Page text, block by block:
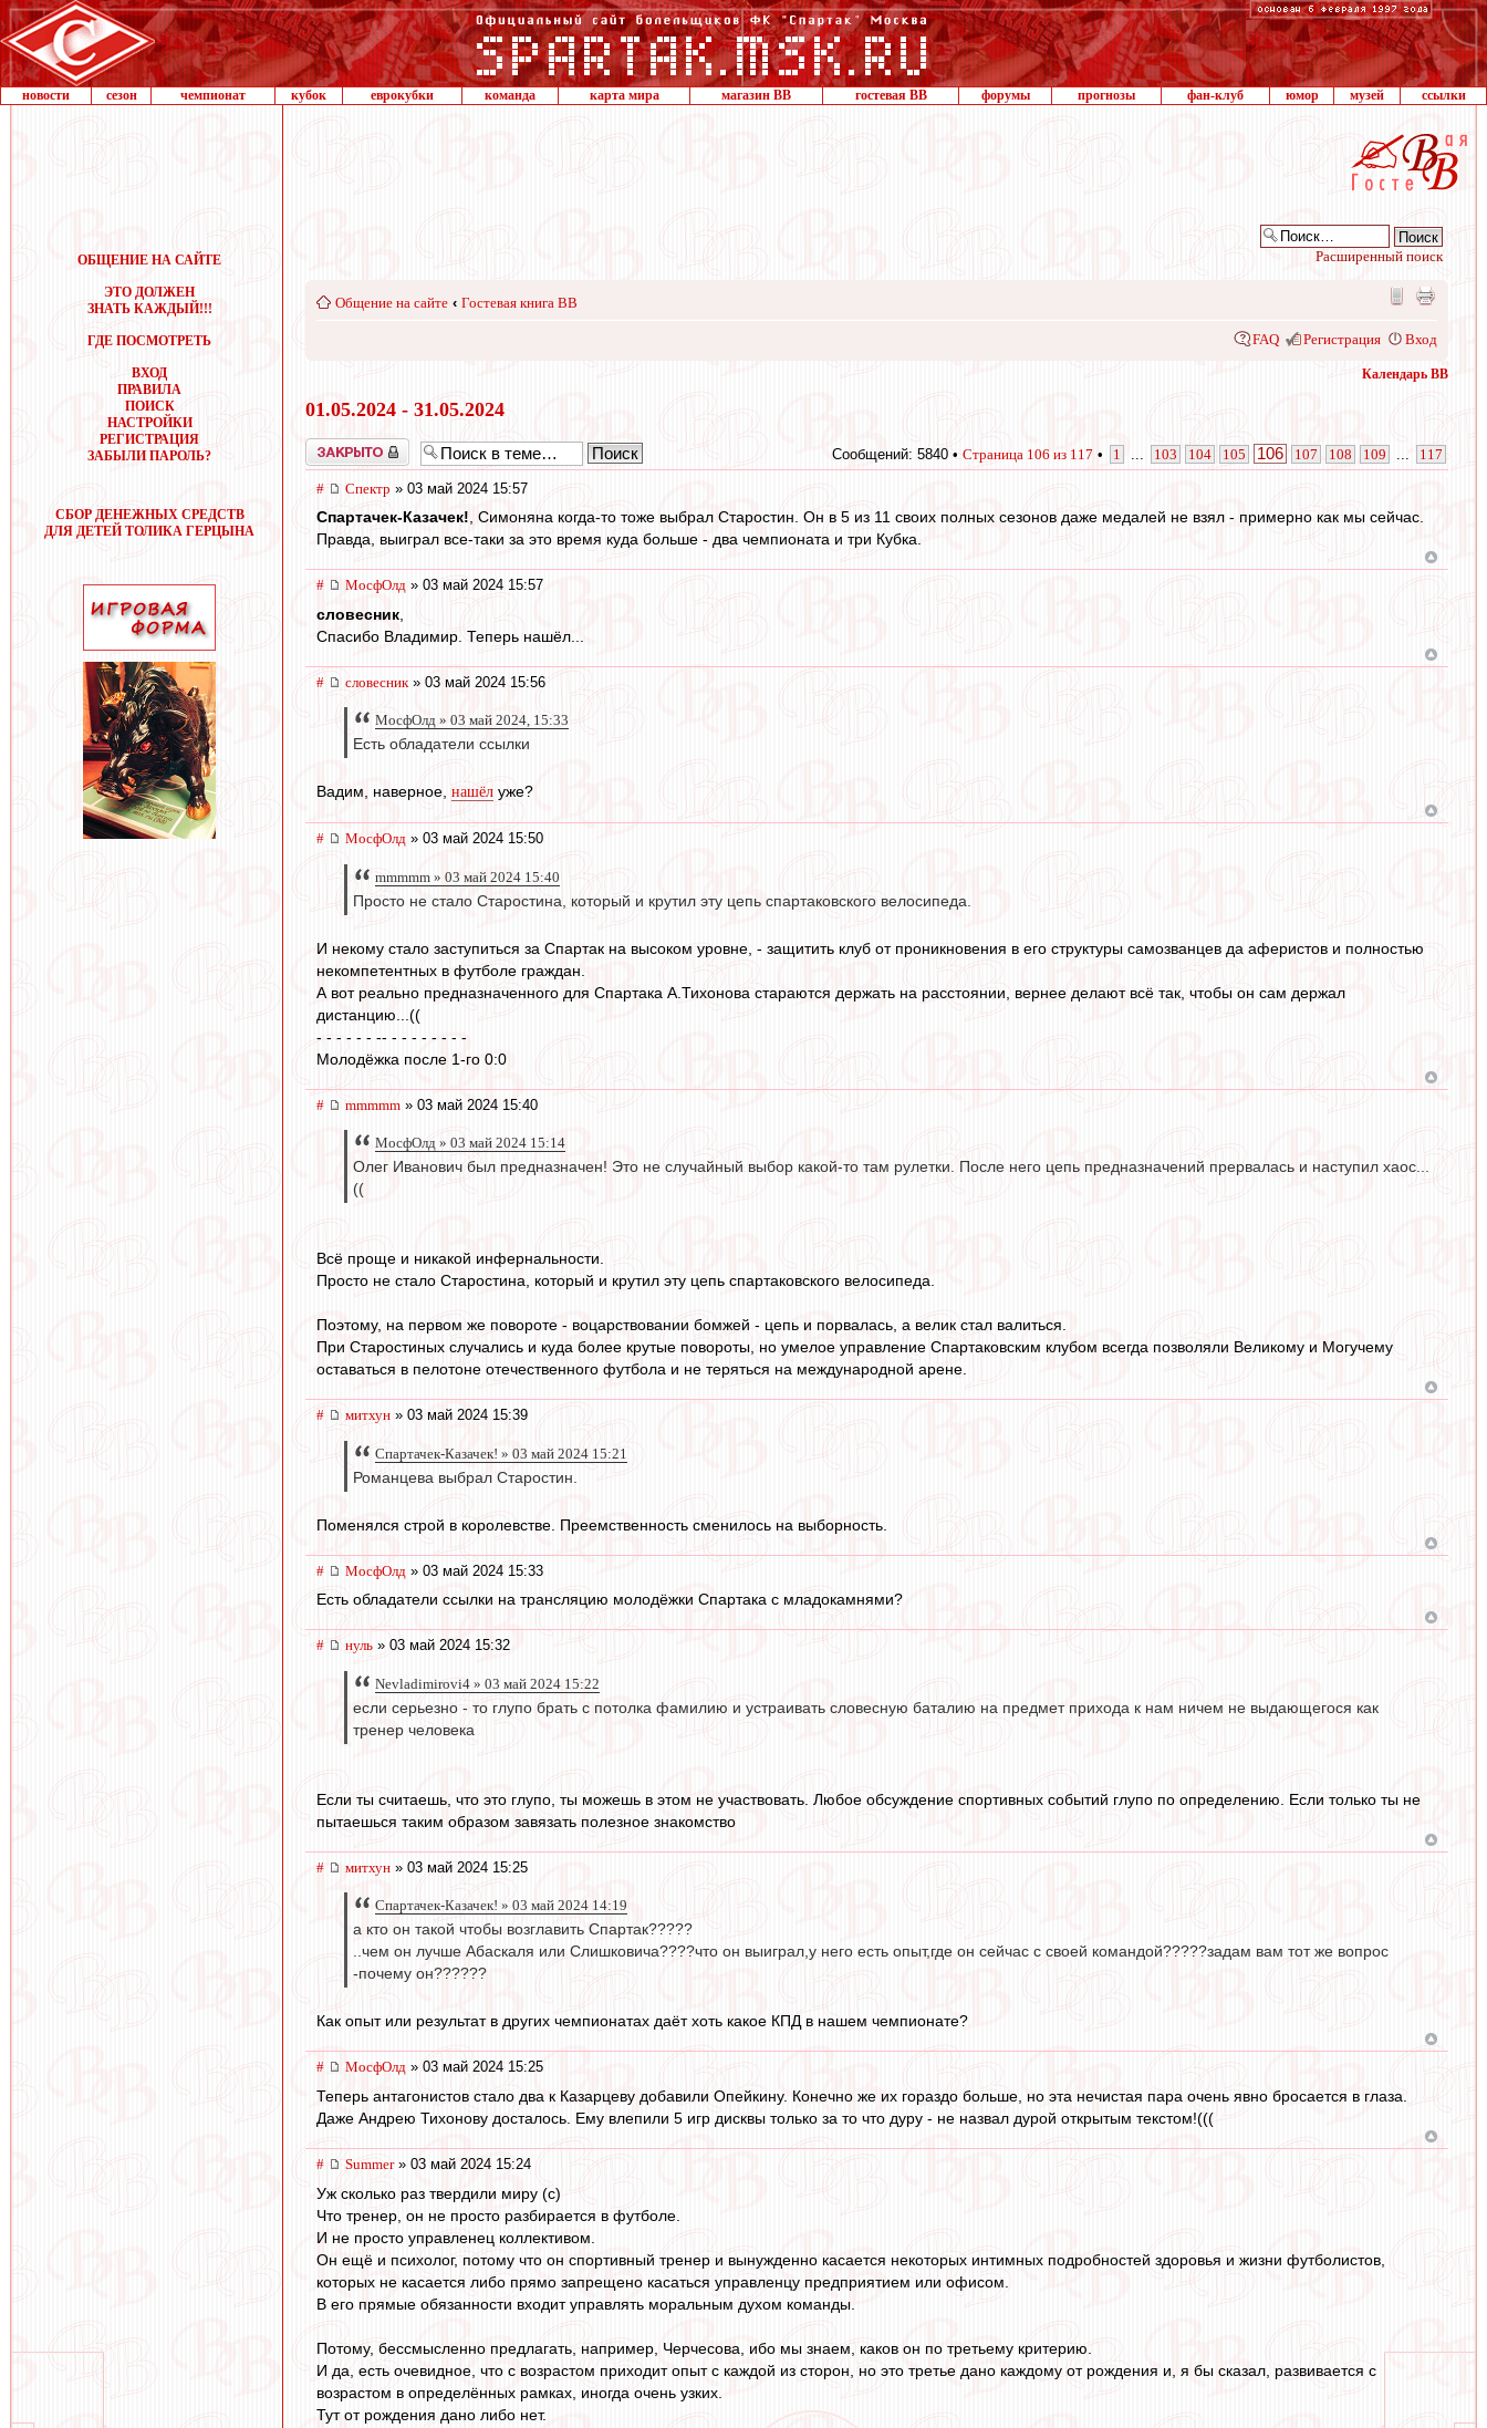
новости сезон чемпионат кубок еврокубки команда карта мира магазин ВВ гостевая ВВ форумы прогнозы фан-клуб юмор музей ссылки
ОБЩЕНИЕ НА САЙТЕ
ЭТО ДОЛЖЕН
ЗНАТЬ КАЖДЫЙ!!!
ГДЕ ПОСМОТРЕТЬ
ВХОД
ПРАВИЛА
ПОИСК
НАСТРОЙКИ
РЕГИСТРАЦИЯ
ЗАБЫЛИ ПАРОЛЬ?
СБОР ДЕНЕЖНЫХ СРЕДСТВ
ДЛЯ ДЕТЕЙ ТОЛИКА ГЕРЦЫНА
Расширенный поиск
Общение на сайте ‹ Гостевая книга ВВ
FAQ Регистрация Вход
Календарь ВВ
01.05.2024 - 31.05.2024
Закрыто Сообщений: 5840 • Страница 106 из 117 • 1 103 104 105 106 107 108 109 117
# Спектр » 03 май 2024 15:57
Спартачек-Казачек!, Симоняна когда-то тоже выбрал Старостин. Он в 5 из 11 своих полных сезонов даже медалей не взял - примерно как мы сейчас.
Правда, выиграл все-таки за это время куда больше - два чемпионата и три Кубка.
# МосфОлд » 03 май 2024 15:57
словесник
Спасибо Владимир. Теперь нашёл...
# словесник» 03 май 2024 15:56
МосфОлд » 03 май 2024, 15:33
Есть обладатели ссылки
Вадим, наверное, нашёл уже?
# МосфОлд » 03 май 2024 15:50
mmmmm » 03 май 2024 15:40
Просто не стало Старостина, который и крутил эту цепь спартаковского велосипеда.
И некому стало заступиться за Спартак на высоком уровне, - защитить клуб от проникновения в его структуры самозванцев да аферистов и полностью
некомпетентных в футболе граждан.
А вот реально предназначенного для Спартака А.Тихонова стараются держать на расстоянии, вернее делают всё так, чтобы он сам держал
дистанцию...((
- - - - - - -- - - - - - - - -
Молодёжка после 1-го 0:0
# mmmmm » 03 май 2024 15:40
МосфОлд » 03 май 2024 15:14
Олег Иванович был предназначен! Это не случайный выбор какой-то там рулетки. После него цепь предназначений прервалась и наступил хаос...
((
Всё проще и никакой инфернальности.
Просто не стало Старостина, который и крутил эту цепь спартаковского велосипеда.
Поэтому, на первом же повороте - воцарствовании бомжей - цепь и порвалась, а велик стал валиться.
При Старостиных случались и куда более крутые повороты, но умелое управление Спартаковским клубом всегда позволяли Великому и Могучему
оставаться в пелотоне отечественного футбола и не теряться на международной арене.
# митхун » 03 май 2024 15:39
Спартачек-Казачек! » 03 май 2024 15:21
Романцева выбрал Старостин.
Поменялся строй в королевстве. Преемственность сменилось на выборность.
# МосфОлд » 03 май 2024 15:33
Есть обладатели ссылки на трансляцию молодёжки Спартака с младокамнями?
# нуль » 03 май 2024 15:32
Nevladimirovi4 » 03 май 2024 15:22
если серьезно - то глупо брать с потолка фамилию и устраивать словесную баталию на предмет прихода к нам ничем не выдающегося как
тренер человека
Если ты считаешь, что это глупо, ты можешь в этом не участвовать. Любое обсуждение спортивных событий глупо по определению. Если только ты не
пытаешься таким образом завязать полезное знакомство
# митхун » 03 май 2024 15:25
Спартачек-Казачек! » 03 май 2024 14:19
а кто он такой чтобы возглавить Спартак?????
..чем он лучше Абаскаля или Слишковича????что он выиграл,у него есть опыт,где он сейчас с своей командой?????задам вам тот же вопрос
-почему он??????
Как опыт или результат в других чемпионатах даёт хоть какое КПД в нашем чемпионате?
# МосфОлд » 03 май 2024 15:25
Теперь антагонистов стало два к Казарцеву добавили Опейкину. Конечно же их гораздо больше, но эта нечистая пара очень явно бросается в глаза.
Даже Андрею Тихонову досталось. Ему влепили 5 игр дисквы только за то что дуру - не назвал дурой открытым текстом!(((
# Summer» 03 май 2024 15:24
Уж сколько раз твердили миру (c)
Что тренер, он не просто разбирается в футболе.
И не просто управленец коллективом.
Он ещё и психолог, потому что он спортивный тренер и вынужденно касается некоторых интимных подробностей здоровья и жизни футболистов,
которых не касается либо прямо запрещено касаться управленцу предприятием или офисом.
В его прямые обязанности входит управлять моральным духом команды.
Потому, бессмысленно предлагать, например, Черчесова, ибо мы знаем, каков он по третьему критерию.
И да, есть очевидное, что с возрастом приходит опыт с каждой из сторон, но это третье дано каждому от рождения и, я бы сказал, развивается с
возрастом в определённых рамках, иногда очень узких.
Тут от рождения дано либо нет.